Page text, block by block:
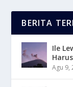
BERITA
Ile
Agu 9,